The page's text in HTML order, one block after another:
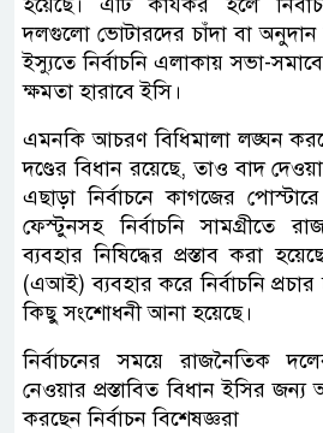
দলগুলো ভোটারদের চাঁদা বা
ইস্যুতে নির্বাচনি এলাকায় সভা-
ক্ষমতা হারাবে ইসি।
এমনকি আচরণ বিধিমালা লঙ্ঘন
দণ্ডের বিধান রয়েছে, তাও বাদ
এছাড়া নির্বাচনে কাগজের
ফেস্টুনসহ নির্বাচনি সামগ্রীতে
ব্যবহার নিষিদ্ধের প্রস্তাব করা
(এআই) ব্যবহার করে নির্বাচনি
কিছু সংশোধনী আনা হয়েছে।
নির্বাচনের সময়ে রাজনৈতিক
নেওয়ার প্রস্তাবিত বিধান ইসির
করছেন নির্বাচন বিশেষজ্ঞরা